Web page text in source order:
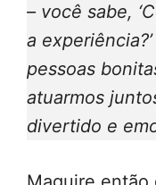
– você sabe,
a
pessoas
atuarmos
divertido e